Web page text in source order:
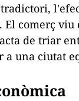
El comerç
de triar
a una ciutat